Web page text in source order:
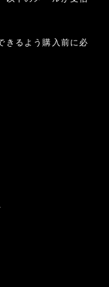
きるよう購入前に必